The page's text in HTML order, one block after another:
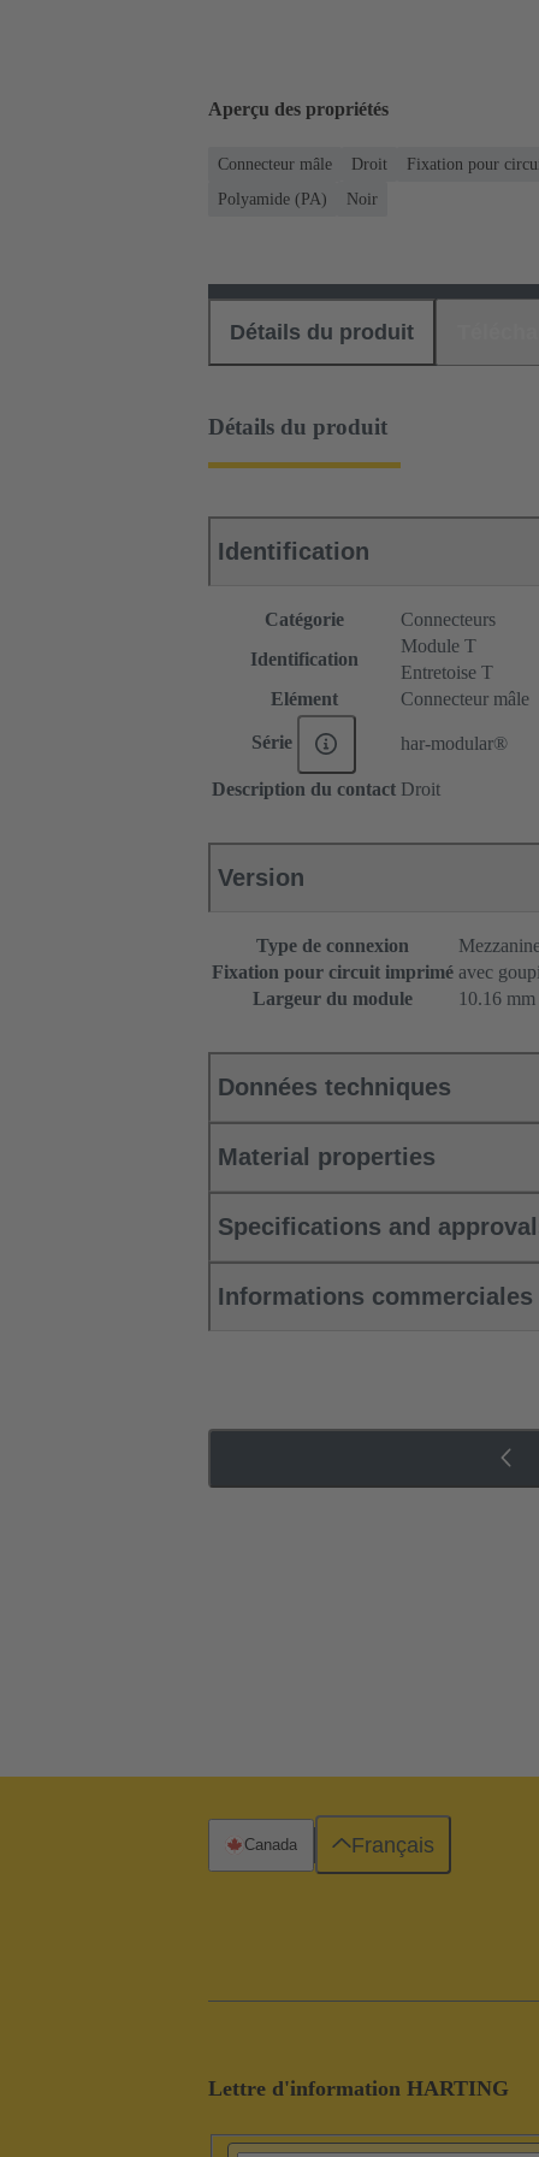
Aperçu des propriétés
Connecteur mâle Droit
Fixation pour
Polyamide (PA)
Noir
Détails du produit
Détails du produit
Identification
Catégorie
Connecteurs
Identification
Module T
Entretoise T
Elément
Connecteur mâle
Série har-modular®
Description du contact Droit
Version
Type de connexion
Fixation pour circuit imprimé avec
Largeur du module
10.16 mm
Données techniques
Material properties
Specifications and
Informations commerciales
Lettre d'information HARTING
Canada Français